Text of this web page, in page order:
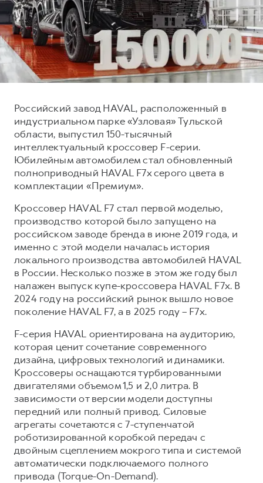
DARGO
от 3 199 000 ₽
DARGO X
от 3 499 000 ₽
от 2 899 000 ₽ от 3 599 000 ₽
POER
от 3 449 000 ₽
Тест-драйв
Трейд-ин
КРЕДИТ И СТРАХОВАНИЕ
Страхование
Кредит
КОРПОРАТИВНЫМ КЛИЕНТАМ
Для малого бизнеса
Корпоративным клиентам
Крупным корпоративным клиентам
Система управления автопарком
Сервис для корпоративных клиентов
HAVAL Лизинг
Автомобильные аксессуары
Коллекция CITY
Коллекция Базовая
Коллекция Детская
СЕРВИСНОЕ ОБСЛУЖИВАНИЕ
Нулевое ТО
Программа «Помощь на дороге»
Регламенты технического обслуживания
ПОДДЕРЖКА
GWM Безопасность
Гарантия HAVAL
Мобильное приложение GWM
Программа «HAVAL Защита+»
Руководства по эксплуатации
Подписки
Автомобильные аксессуары
Коллекция Базовая
Коллекция Детская
О дилере
Наша команда
Контакты
Российский завод HAVAL, расположенный в
индустриальном парке «Узловая» Тульской
области, выпустил 150-тысячный
интеллектуальный кроссовер F-серии.
Юбилейным автомобилем стал обновленный
полноприводный HAVAL F7x серого цвета в
комплектации «Премиум».
Кроссовер HAVAL F7 стал первой моделью,
производство которой было запущено на
российском заводе бренда в июне 2019 года, и
именно с этой модели началась история
локального производства автомобилей HAVAL
в России. Несколько позже в этом же году был
налажен выпуск купе-кроссовера HAVAL F7x. В
2024 году на российский рынок вышло новое
поколение HAVAL F7, а в 2025 году – F7x.
F-серия HAVAL ориентирована на аудиторию,
которая ценит сочетание современного
дизайна, цифровых технологий и динамики.
Кроссоверы оснащаются турбированными
двигателями объемом 1,5 и 2,0 литра. В
зависимости от версии модели доступны
передний или полный привод. Силовые
агрегаты сочетаются с 7-ступенчатой
роботизированной коробкой передач с
двойным сцеплением мокрого типа и системой
автоматически подключаемого полного
привода (Torque-On-Demand).